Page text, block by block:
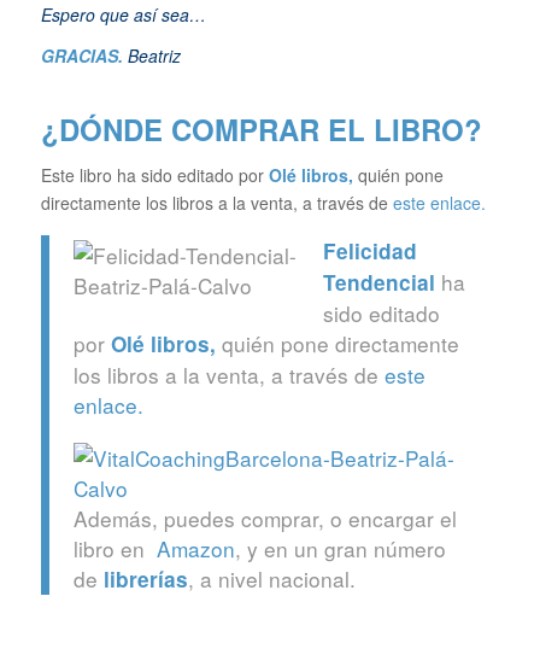
Espero que así sea…
GRACIAS. Beatriz
¿DÓNDE COMPRAR EL LIBRO?
Este libro ha sido editado por Olé libros, quién pone
directamente los libros a la venta, a través de este enlace.
Felicidad
Tendencial ha
sido editado
por Olé libros, quién pone directamente
los libros a la venta, a través de este
enlace.
Además, puedes comprar, o encargar el
libro en Amazon, y en un gran número
de librerías, a nivel nacional.